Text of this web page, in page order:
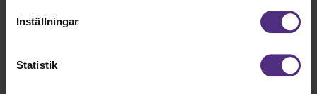
cookies vid fortsatt användande av vår webbplats.
Inställningar
Statistik
11 september kl. 09:00 - 11:00
Nätverksträff ät- och sväljsvårigheter